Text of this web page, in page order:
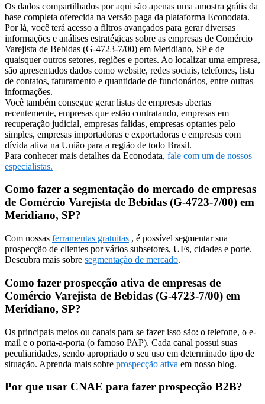
Os dados compartilhados por aqui são apenas uma amostra grátis da
base completa oferecida na versão paga da plataforma Econodata.
Por lá, você terá acesso a filtros avançados para gerar diversas
informações e análises estratégicas sobre as empresas de Comércio
Varejista de Bebidas (G-4723-7/00) em Meridiano, SP e de
quaisquer outros setores, regiões e portes. Ao localizar uma empresa,
são apresentados dados como website, redes sociais, telefones, lista
de contatos, faturamento e quantidade de funcionários, entre outras
informações.
Você também consegue gerar listas de empresas abertas
recentemente, empresas que estão contratando, empresas em
recuperação judicial, empresas falidas, empresas optantes pelo
simples, empresas importadoras e exportadoras e empresas com
dívida ativa na União para a região de todo Brasil.
Para conhecer mais detalhes da Econodata, fale com um de nossos
especialistas.
Como fazer a segmentação do mercado de empresas
de Comércio Varejista de Bebidas (G-4723-7/00) em
Meridiano, SP?
Com nossas ferramentas gratuitas , é possível segmentar sua
prospecção de clientes por vários subsetores, UFs, cidades e porte.
Descubra mais sobre segmentação de mercado.
Como fazer prospecção ativa de empresas de
Comércio Varejista de Bebidas (G-4723-7/00) em
Meridiano, SP?
Os principais meios ou canais para se fazer isso são: o telefone, o e-
mail e o porta-a-porta (o famoso PAP). Cada canal possui suas
peculiaridades, sendo apropriado o seu uso em determinado tipo de
situação. Aprenda mais sobre prospecção ativa em nosso blog.
Por que usar CNAE para fazer prospecção B2B?